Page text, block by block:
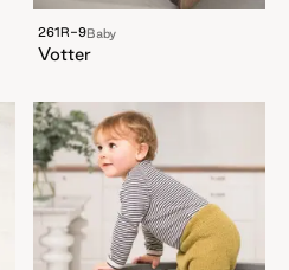
261R-9Baby
Votter